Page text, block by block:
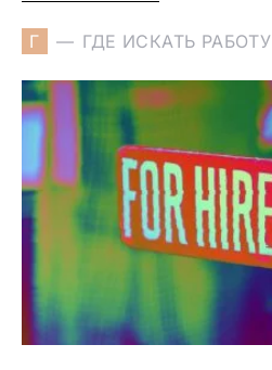
Г ГДЕ ИСКАТЬ РАБОТУ